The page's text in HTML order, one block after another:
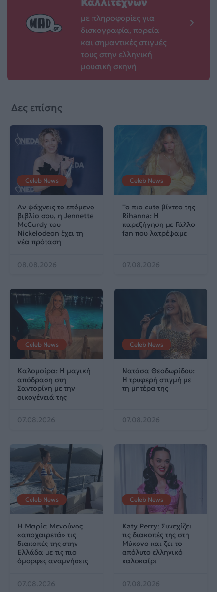
Καλλιτεχνών
με πληροφορίες για
δισκογραφία, πορεία
και σημαντικές στιγμές
τους στην ελληνική
μουσική σκηνή
Δες επίσης
Celeb News
Αν ψάχνεις το επόμενο
βιβλίο σου, η Jennette
McCurdy του
Nickelodeon έχει τη
νέα πρόταση
08.08.2026
Celeb News
Το πιο cute βίντεο της
Rihanna: Η
παρεξήγηση με Γάλλο
fan που λατρέψαμε
07.08.2026
Celeb News
Καλομοίρα: Η μαγική
απόδραση στη
Σαντορίνη με την
οικογένειά της
07.08.2026
Celeb News
Νατάσα Θεοδωρίδου:
Η τρυφερή στιγμή με
τη μητέρα της
07.08.2026
Celeb News
Η Μαρία Μενούνος
«αποχαιρετά» τις
διακοπές της στην
Ελλάδα με τις πιο
όμορφες αναμνήσεις
07.08.2026
Celeb News
Katy Perry: Συνεχίζει
τις διακοπές της στη
Μύκονο και ζει το
απόλυτο ελληνικό
καλοκαίρι
07.08.2026